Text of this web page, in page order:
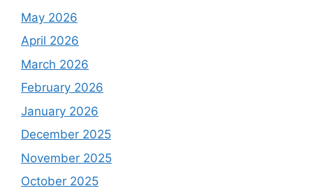
May 2026
April 2026
March 2026
February 2026
January 2026
December 2025
November 2025
October 2025